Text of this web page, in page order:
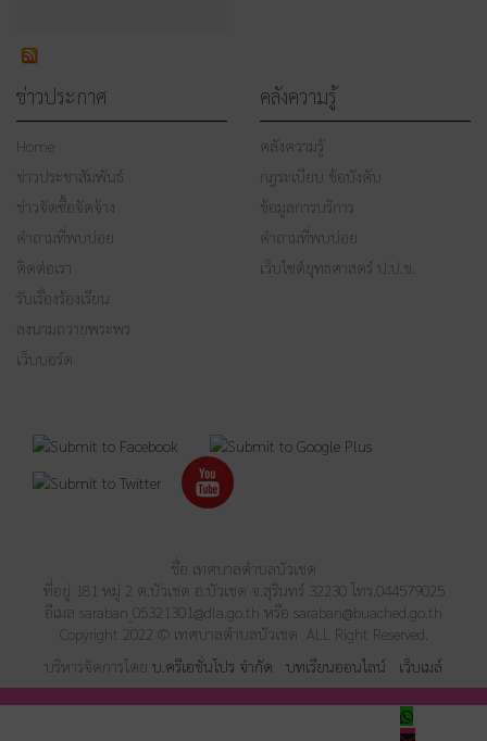
ข่าวประกาศ
Home
ข่าวประชาสัมพันธ์
ข่าวจัดซื้อจัดจ้าง
คำถามที่พบบ่อย
ติดต่อเรา
รับเรื่องร้องเรียน
ลงนามถวายพระพร
เว็บบอร์ด
คลังความรู้
คลังความรู้
กฎระเบียบ ข้อบังคับ
ข้อมูลการบริการ
คำถามที่พบบ่อย
เว็บไซต์ยุทธศาสตร์ ป.ป.ช.
ชื่อ เทศบาลตำบลบัวเชด
ที่อยู่ 181 หมู่ 2 ต.บัวเชด อ.บัวเชด จ.สุรินทร์ 32230 โทร.044579025
อีเมล saraban_05321301@dla.go.th หรือ saraban@buached.go.th
Copyright 2022 © เทศบาลตำบลบัวเชด ALL Right Reserved.
บริหารจัดการโดย บ.ครีเอชั่นโปร จำกัด บทเรียนออนไลน์ เว็บเมล์